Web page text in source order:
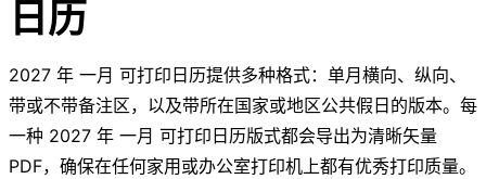
日历
2027 年 一月 可打印日历提供多种格式：单月横向、纵向、
带或不带备注区，以及带所在国家或地区公共假日的版本。每
一种 2027 年 一月 可打印日历版式都会导出为清晰矢量
PDF，确保在任何家用或办公室打印机上都有优秀打印质量。